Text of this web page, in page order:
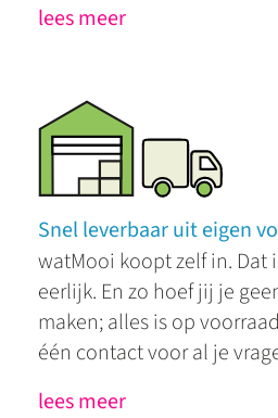
lees meer
Snel leverbaar uit eigen
watMooi koopt zelf in. Dat
eerlijk. En zo hoef jij je
maken; alles is op
één contact voor al je
lees meer